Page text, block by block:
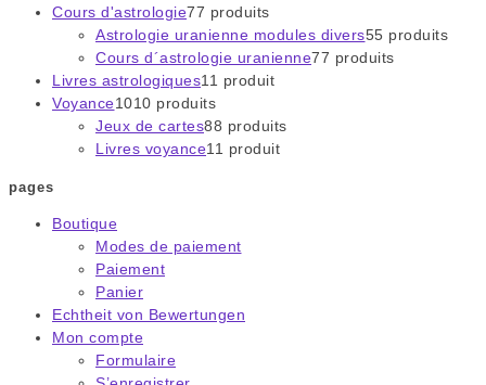
Cours d'astrologie77 produits
Astrologie uranienne modules divers55 produits
Cours d´astrologie uranienne77 produits
Livres astrologiques11 produit
Voyance1010 produits
Jeux de cartes88 produits
Livres voyance11 produit
pages
Boutique
Modes de paiement
Paiement
Panier
Echtheit von Bewertungen
Mon compte
Formulaire